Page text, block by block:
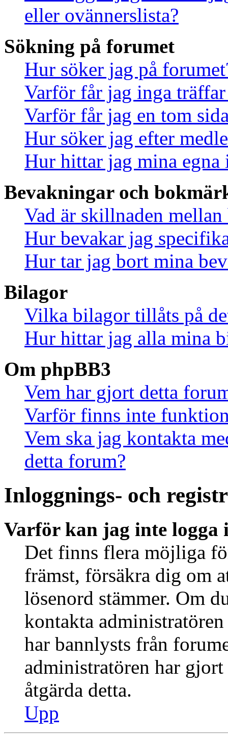
eller ovännerslista?
Sökning på forumet
Hur söker jag på
Varför får jag inga
Varför får jag en tom
Hur söker jag efter
Hur hittar jag mina egna
Bevakningar och
Vad är skillnaden
Hur bevakar jag
Hur tar jag bort mina
Bilagor
Vilka bilagor tillåts på
Hur hittar jag alla mina
Om phpBB3
Vem har gjort detta
Varför finns inte
Vem ska jag kontakta
detta forum?
Inloggnings- och
Varför kan jag inte logga
Det finns flera möjliga
främst, försäkra dig om
lösenord stämmer. Om
kontakta
har bannlysts från
administratören har
åtgärda detta.
Upp